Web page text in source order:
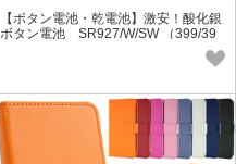
【ボタン電池・乾電池】激安！酸化銀
ボタン電池 SR927/W/SW （399/39